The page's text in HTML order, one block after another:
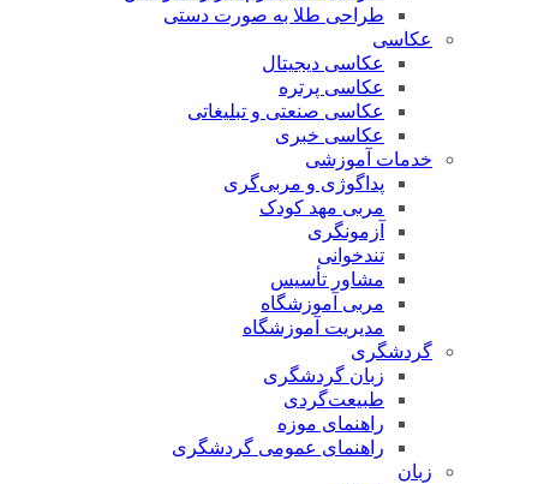
طراحی طلا به صورت دستی
عکاسی
عکاسی دیجیتال
عکاسی پرتره
عکاسی صنعتی و تبلیغاتی
عکاسی خبری
خدمات آموزشی
پداگوژی و مربی‌گری
مربی مهد کودک
آزمونگری
تندخوانی
مشاور تأسیس
مربی آموزشگاه
مدیریت آموزشگاه
گردشگری
زبان گردشگری
طبیعت‌گردی
راهنمای موزه
راهنمای عمومی گردشگری
زبان